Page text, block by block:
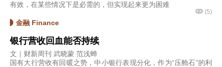
有效，在某些情况下是必需的，但实现起来更为困难
(5)
金融 Finance
银行营收回血能否持续
文｜财新周刊 武晓蒙 范浅蝉
国有大行营收有回暖之势，中小银行表现分化，作为“压舱石”的利